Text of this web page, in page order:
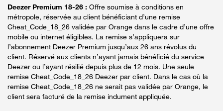
Deezer Premium 18-26 : Offre soumise à conditions en
métropole, réservée au client bénéficiant d’une remise
Cheat_Code_18_26 validée par Orange dans le cadre d’une offre
mobile ou internet éligibles. La remise s’appliquera sur
l’abonnement Deezer Premium jusqu’aux 26 ans révolus du
client. Réservé aux clients n’ayant jamais bénéficié du service
Deezer ou l’ayant résilié depuis plus de 12 mois. Une seule
remise Cheat_Code_18_26 Deezer par client. Dans le cas où la
remise Cheat_Code_18_26 ne serait pas validée par Orange, le
client sera facturé de la remise indument appliquée.